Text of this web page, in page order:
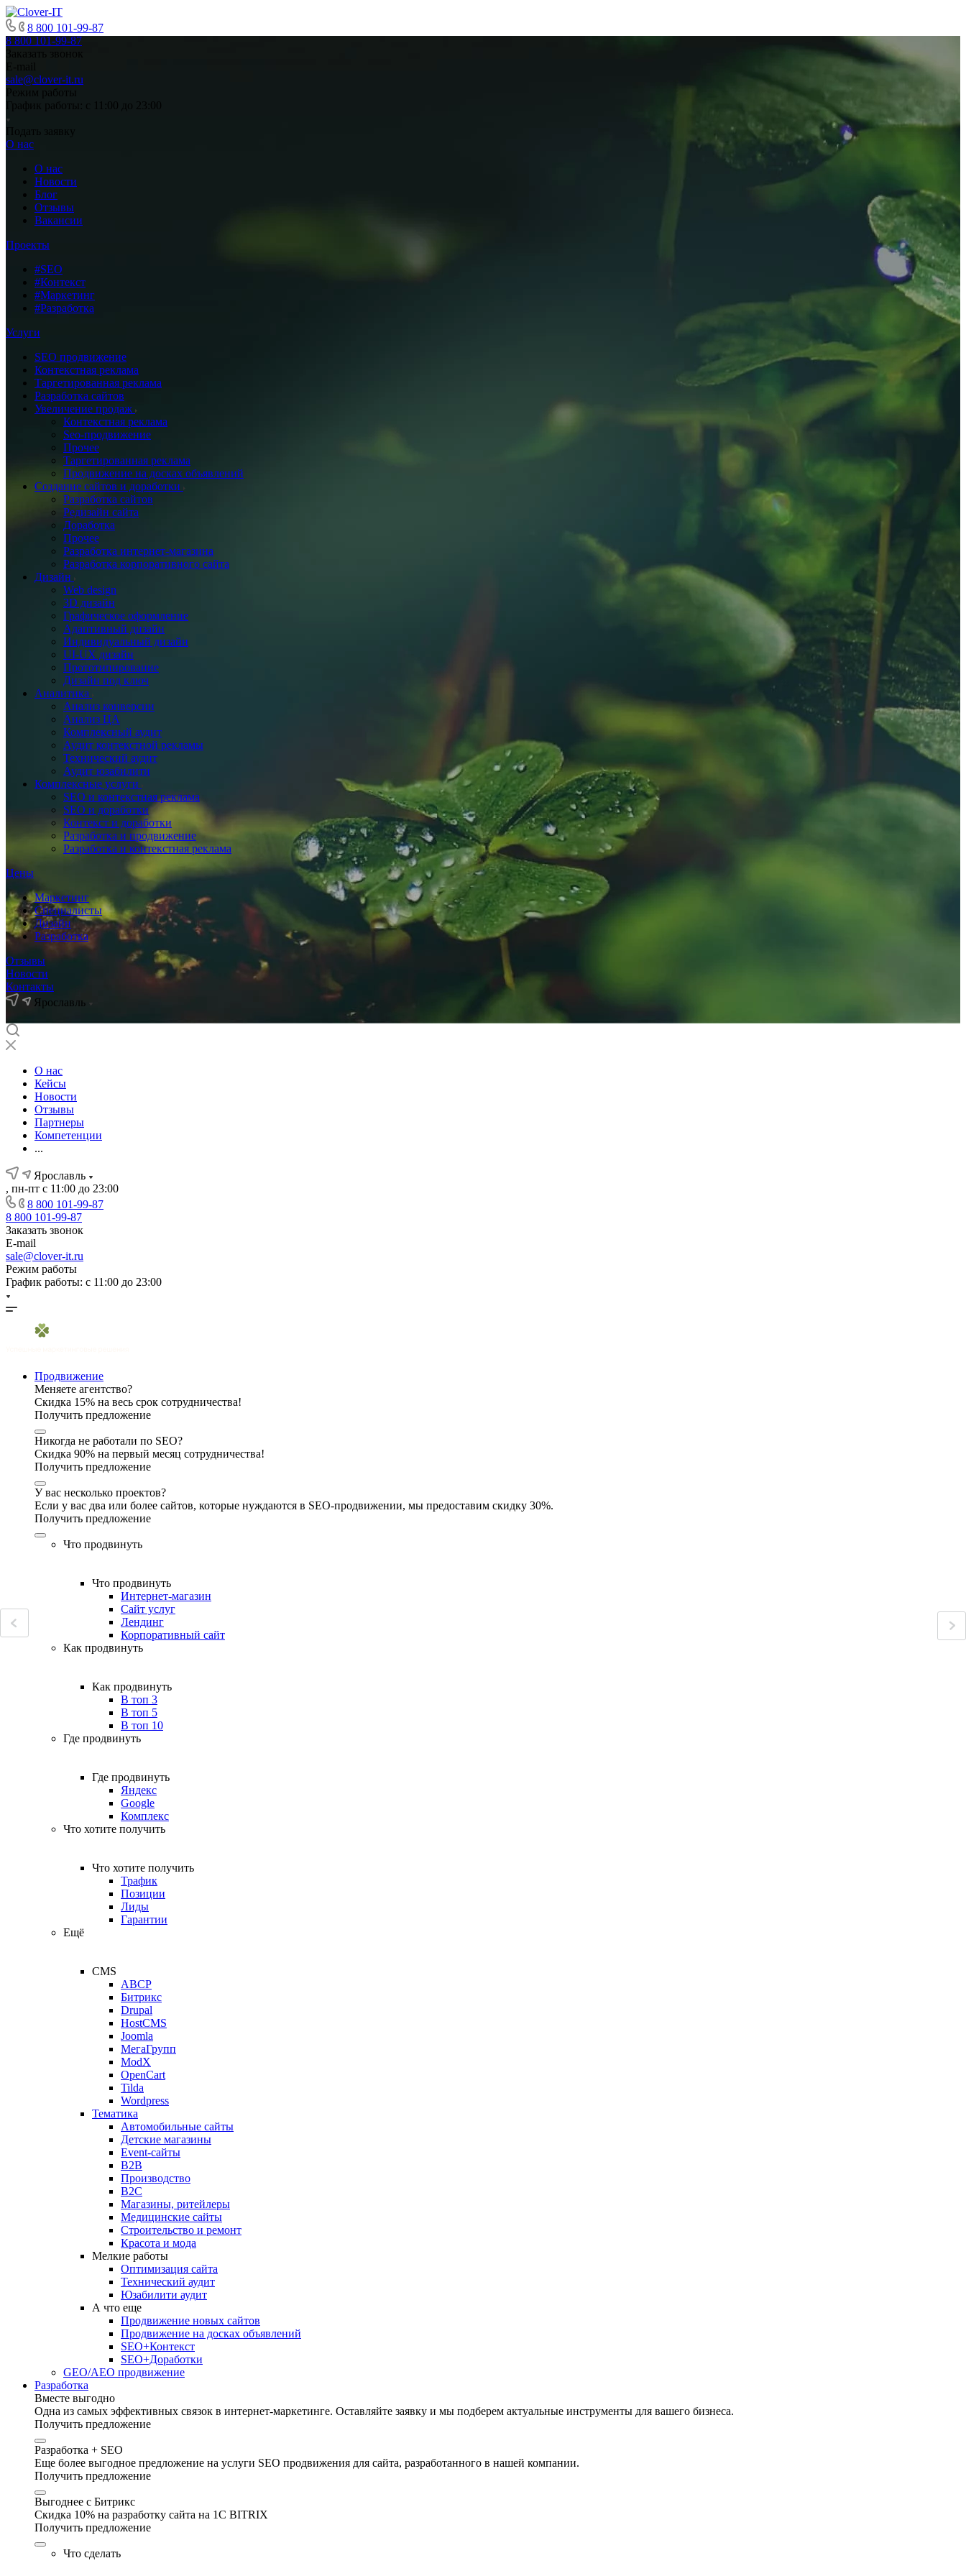
8 800 101-99-87
8 800 101-99-87
sale@clover-it.ru
Подать заявку
О нас
О нас
Новости
Блог
Отзывы
Вакансии
Проекты
#SEO
#Контекст
#Маркетинг
#Разработка
Услуги
SEO продвижение
Контекстная реклама
Таргетированная реклама
Разработка сайтов
Увеличение продаж
Контекстная реклама
Seo-продвижение
Прочее
Таргетированная реклама
Продвижение на досках объявлений
Создание сайтов и доработки
Разработка сайтов
Редизайн сайта
Доработка
Прочее
Разработка интернет-магазина
Разработка корпоративного сайта
Дизайн
Web design
3D дизайн
Графическое оформление
Адаптивный дизайн
Индивидуальный дизайн
UI‑UX дизайн
Прототипирование
Дизайн под ключ
Аналитика
Анализ конверсии
Анализ ЦА
Комплексный аудит
Аудит контекстной рекламы
Технический аудит
Аудит юзабилити
Комплексные услуги
SEO и контекстная реклама
SEO и доработки
Контекст и доработки
Разработка и продвижение
Разработка и контекстная реклама
Цены
Маркетинг
Специалисты
Дизайн
Разработка
Отзывы
Новости
Контакты
Ярославль
О нас
Кейсы
Новости
Отзывы
Партнеры
Компетенции
...
Ярославль
, пн-пт с 11:00 до 23:00
8 800 101-99-87
8 800 101-99-87
Заказать звонок
E-mail
sale@clover-it.ru
Режим работы
График работы: с 11:00 до 23:00
Продвижение
Меняете агентство?
Скидка 15% на весь срок сотрудничества!
Получить предложение
Никогда не работали по SEO?
Скидка 90% на первый месяц сотрудничества!
Получить предложение
У вас несколько проектов?
Если у вас два или более сайтов, которые нуждаются в SEO-продвижении, мы предоставим скидку 30%.
Получить предложение
Что продвинуть
Что продвинуть
Интернет-магазин
Сайт услуг
Лендинг
Корпоративный сайт
Как продвинуть
Как продвинуть
В топ 3
В топ 5
В топ 10
Где продвинуть
Где продвинуть
Яндекс
Google
Комплекс
Что хотите получить
Что хотите получить
Трафик
Позиции
Лиды
Гарантии
Ещё
CMS
ABCP
Битрикс
Drupal
HostCMS
Joomla
МегаГрупп
ModX
OpenCart
Tilda
Wordpress
Тематика
Автомобильные сайты
Детские магазины
Event-сайты
B2B
Производство
B2C
Магазины, ритейлеры
Медицинские сайты
Строительство и ремонт
Красота и мода
Мелкие работы
Оптимизация сайта
Технический аудит
Юзабилити аудит
А что еще
Продвижение новых сайтов
Продвижение на досках объявлений
SEO+Контекст
SEO+Доработки
GEO/AEO продвижение
Разработка
Вместе выгодно
Одна из самых эффективных связок в интернет-маркетинге. Оставляйте заявку и мы подберем актуальные инструменты для вашего бизнеса.
Получить предложение
Разработка + SEO
Еще более выгодное предложение на услуги SEO продвижения для сайта, разработанного в нашей компании.
Получить предложение
Выгоднее с Битрикс
Скидка 10% на разработку сайта на 1C BITRIX
Получить предложение
Что сделать